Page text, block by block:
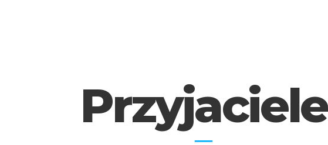
Przyjaciele